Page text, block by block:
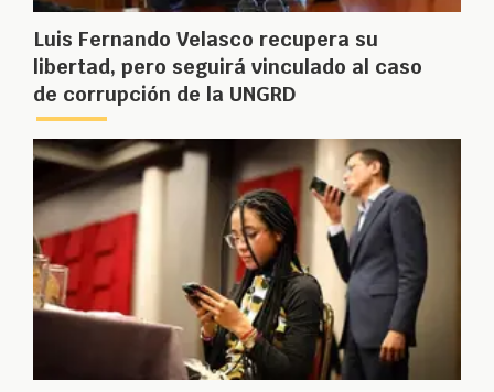
Luis Fernando Velasco recupera su
libertad, pero seguirá vinculado al caso
de corrupción de la UNGRD